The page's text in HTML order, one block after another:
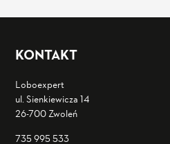
KONTAKT
Loboexpert
ul. Sienkiewicza 14
26-700 Zwoleń
735 995 533